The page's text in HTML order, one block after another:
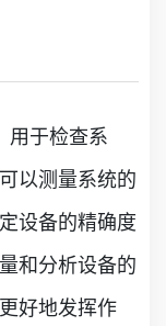
用于检查系
以测量系统的
设备的精确度
和分析设备的
好地发挥作